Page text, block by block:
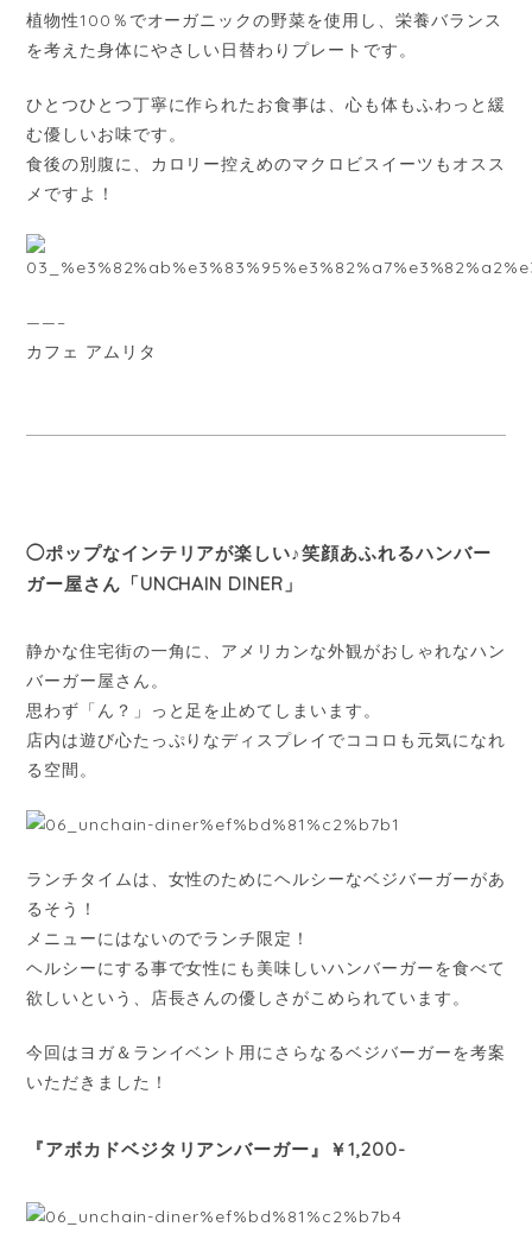
植物性100％でオーガニックの野菜を使用し、栄養バランス
を考えた身体にやさしい日替わりプレートです。
ひとつひとつ丁寧に作られたお食事は、心も体もふわっと緩
む優しいお味です。
食後の別腹に、カロリー控えめのマクロビスイーツもオスス
メですよ！
——–
カフェ アムリタ
◯ポップなインテリアが楽しい♪笑顔あふれるハンバー
ガー屋さん「UNCHAIN DINER」
静かな住宅街の一角に、アメリカンな外観がおしゃれなハン
バーガー屋さん。
思わず「ん？」っと足を止めてしまいます。
店内は遊び心たっぷりなディスプレイでココロも元気になれ
る空間。
ランチタイムは、女性のためにヘルシーなベジバーガーがあ
るそう！
メニューにはないのでランチ限定！
ヘルシーにする事で女性にも美味しいハンバーガーを食べて
欲しいという、店長さんの優しさがこめられています。
今回はヨガ＆ランイベント用にさらなるベジバーガーを考案
いただきました！
『アボカドベジタリアンバーガー』￥1,200-